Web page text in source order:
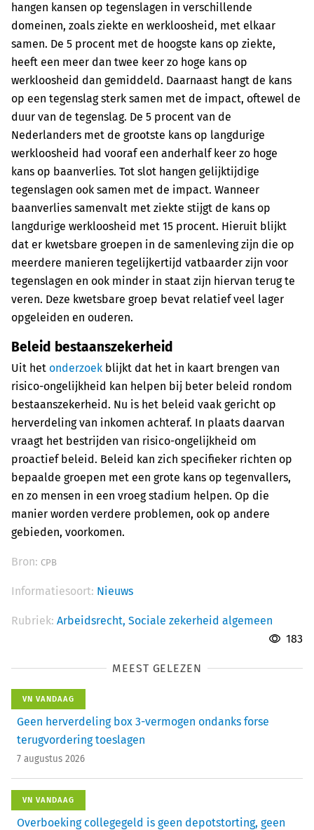
hangen kansen op tegenslagen in verschillende
domeinen, zoals ziekte en werkloosheid, met elkaar
samen. De 5 procent met de hoogste kans op ziekte,
heeft een meer dan twee keer zo hoge kans op
werkloosheid dan gemiddeld. Daarnaast hangt de kans
op een tegenslag sterk samen met de impact, oftewel de
duur van de tegenslag. De 5 procent van de
Nederlanders met de grootste kans op langdurige
werkloosheid had vooraf een anderhalf keer zo hoge
kans op baanverlies. Tot slot hangen gelijktijdige
tegenslagen ook samen met de impact. Wanneer
baanverlies samenvalt met ziekte stijgt de kans op
langdurige werkloosheid met 15 procent. Hieruit blijkt
dat er kwetsbare groepen in de samenleving zijn die op
meerdere manieren tegelijkertijd vatbaarder zijn voor
tegenslagen en ook minder in staat zijn hiervan terug te
veren. Deze kwetsbare groep bevat relatief veel lager
opgeleiden en ouderen.
Beleid bestaanszekerheid
Uit het onderzoek blijkt dat het in kaart brengen van
risico-ongelijkheid kan helpen bij beter beleid rondom
bestaanszekerheid. Nu is het beleid vaak gericht op
herverdeling van inkomen achteraf. In plaats daarvan
vraagt het bestrijden van risico-ongelijkheid om
proactief beleid. Beleid kan zich specifieker richten op
bepaalde groepen met een grote kans op tegenvallers,
en zo mensen in een vroeg stadium helpen. Op die
manier worden verdere problemen, ook op andere
gebieden, voorkomen.
Bron: CPB
Informatiesoort: Nieuws
Rubriek: Arbeidsrecht, Sociale zekerheid algemeen
183
MEEST GELEZEN
VN VANDAAG
Geen herverdeling box 3-vermogen ondanks forse
terugvordering toeslagen
7 augustus 2026
VN VANDAAG
Overboeking collegegeld is geen depotstorting, geen